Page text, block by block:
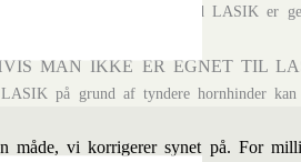
inden for en til to uger. Med LASIK er
MAN IKKE ER EGNET TIL
på grund af tyndere hornhinder kan
måde, vi korrigerer synet på. For